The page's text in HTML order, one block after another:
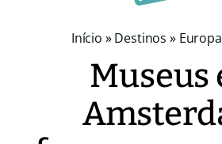
Início »Destinos » Europa
Museus